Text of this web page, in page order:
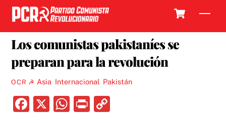
Skip
content
Los comunistas pakistaníes se
preparan para la revolución
OCR ☭ Asia Internacional Pakistán
F
X
W P